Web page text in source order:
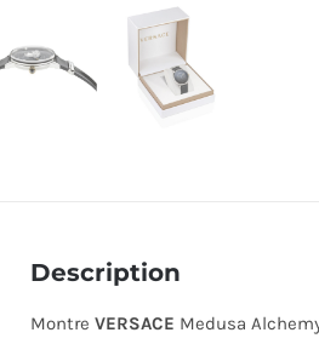
Description
Montre VERSACE Medusa